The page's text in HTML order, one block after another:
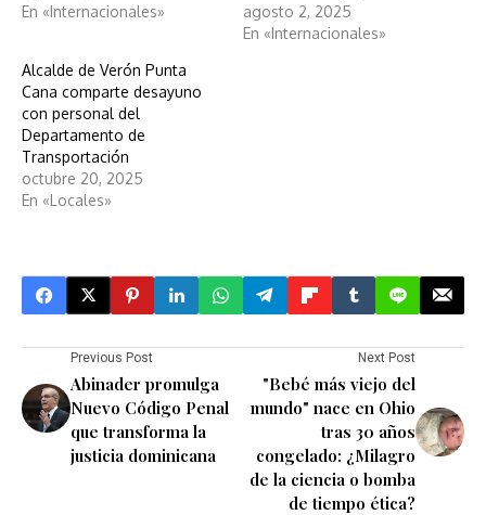
En «Internacionales»
agosto 2, 2025
En «Internacionales»
Alcalde de Verón Punta
Cana comparte desayuno
con personal del
Departamento de
Transportación
octubre 20, 2025
En «Locales»
Previous Post
Abinader promulga
Nuevo Código Penal
que transforma la
justicia dominicana
Next Post
"Bebé más viejo del
mundo" nace en Ohio
tras 30 años
congelado: ¿Milagro
de la ciencia o bomba
de tiempo ética?